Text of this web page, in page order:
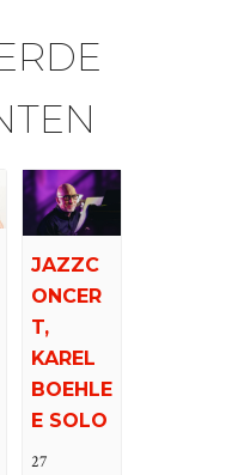
JAZZC
ONCER
T,
KAREL
BOEHLE
E SOLO
27